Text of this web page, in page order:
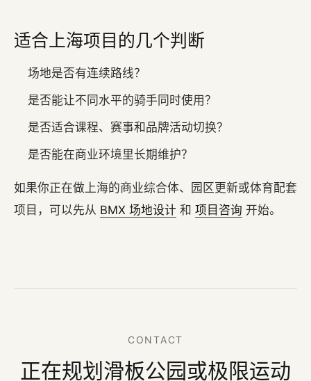
适合上海项目的几个判断
场地是否有连续路线？
是否能让不同水平的骑手同时使用？
是否适合课程、赛事和品牌活动切换？
是否能在商业环境里长期维护？
如果你正在做上海的商业综合体、园区更新或体育配套
项目，可以先从 BMX 场地设计 和 项目咨询 开始。
CONTACT
正在规划滑板公园或极限运动